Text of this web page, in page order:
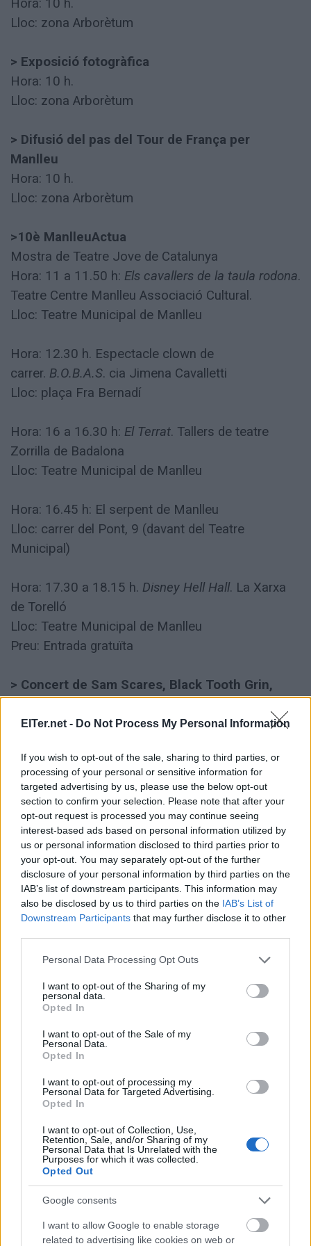
ElTer.net - Do Not Process My Personal Information
If you wish to opt-out of the sale, sharing to third parties, or
processing of your personal or sensitive information for
targeted advertising by us, please use the below opt-out
section to confirm your selection. Please note that after your
opt-out request is processed you may continue seeing
interest-based ads based on personal information utilized by
us or personal information disclosed to third parties prior to
your opt-out. You may separately opt-out of the further
disclosure of your personal information by third parties on the
IAB’s list of downstream participants. This information may
also be disclosed by us to third parties on the IAB’s List of
Downstream Participants that may further disclose it to other
Please note that this website/app uses one or more Google
not limited to your visit or usage behaviour. You may click to
grant or deny consent to Google and its third-party tags to
use your data for below specified purposes in below Google
consent section.
Personal Data Processing Opt Outs
I want to opt-out of the Sharing of my
personal data.
Opted In
I want to opt-out of the Sale of my
Personal Data.
Opted In
I want to opt-out of processing my
Personal Data for Targeted Advertising.
Opted In
I want to opt-out of Collection, Use,
Retention, Sale, and/or Sharing of my
Personal Data that Is Unrelated with the
Purposes for which it was collected.
Opted Out
Google consents
I want to allow Google to enable storage
related to advertising like cookies on web or
Hora: 10 h.
Lloc: zona Arborètum
> Exposició fotogràfica
Hora: 10 h.
Lloc: zona Arborètum
> Difusió del pas del Tour de França per
Manlleu
Hora: 10 h.
Lloc: zona Arborètum
>10è ManlleuActua
Mostra de Teatre Jove de Catalunya
Hora: 11 a 11.50 h: Els cavallers de la taula rodona.
Teatre Centre Manlleu Associació Cultural.
Lloc: Teatre Municipal de Manlleu
Hora: 12.30 h. Espectacle clown de
carrer. B.O.B.A.S. cia Jimena Cavalletti
Lloc: plaça Fra Bernadí
Hora: 16 a 16.30 h: El Terrat. Tallers de teatre
Zorrilla de Badalona
Lloc: Teatre Municipal de Manlleu
Hora: 16.45 h: El serpent de Manlleu
Lloc: carrer del Pont, 9 (davant del Teatre
Municipal)
Hora: 17.30 a 18.15 h. Disney Hell Hall. La Xarxa
de Torelló
Lloc: Teatre Municipal de Manlleu
Preu: Entrada gratuïta
> Concert de Sam Scares, Black Tooth Grin,
Hora: 20.30 h.
Preu: 10 € entrada general i 5 € socis entitat
Diumenge 22 de febrer
> Patina en família
Hora: 11 h.
Lloc: Pavelló de La Salle
> Sortida amb bicicleta de carretera
Membres federats
Hora: 8 h.
Cal inscripció prèvia
> ExposicióLa Vie en Bluede Marc Calderer
Últim dia per visitar l'exposició
Lloc: Sala d'exposicions de Can Puget
Entrada lliure
> Cicle Gaudí:Sirat
No recomanada a menors de 16 anys
Hora: 19 h.
Lloc: Cinema Casal de Gràcia
Preu: 4,5 € general i 3 € carnet jove